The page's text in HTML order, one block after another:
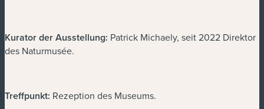
Kurator der Ausstellung: Patrick Michaely, seit 2022 Direktor
des Naturmusée.
Treffpunkt: Rezeption des Museums.